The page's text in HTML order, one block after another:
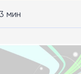
мин